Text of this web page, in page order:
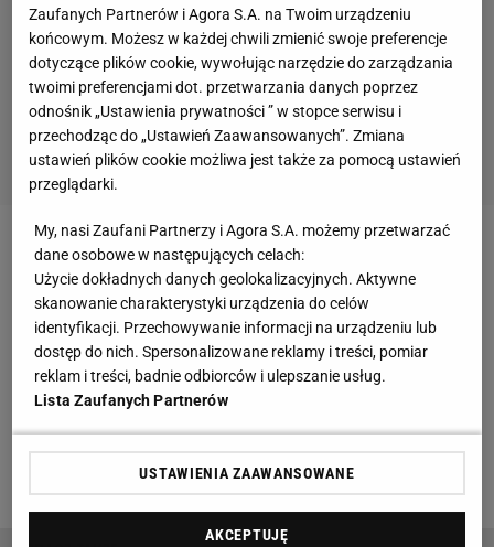
Zobacz wideoSmuda podsunął pomysł Peszcze. A
ten już działa. Zebrał kapitalną ekipę
Osiem zespołów zostało podzielone na cztery pary.
Zwyciężczynie awansowały do półfinałów,
przegrane powalczą o miejsca 5-8. Niestety o niższe
lokaty walczyć będą Polki, które w środę przegrały z
Irlandkami 1:2.
Zaufanych Partnerów i Agora S.A. na Twoim urządzeniu
końcowym. Możesz w każdej chwili zmienić swoje preferencje
dotyczące plików cookie, wywołując narzędzie do zarządzania
twoimi preferencjami dot. przetwarzania danych poprzez
odnośnik „Ustawienia prywatności ” w stopce serwisu i
przechodząc do „Ustawień Zaawansowanych”. Zmiana
ustawień plików cookie możliwa jest także za pomocą ustawień
przeglądarki.
My, nasi Zaufani Partnerzy i Agora S.A. możemy przetwarzać
dane osobowe w następujących celach:
Użycie dokładnych danych geolokalizacyjnych. Aktywne
skanowanie charakterystyki urządzenia do celów
identyfikacji. Przechowywanie informacji na urządzeniu lub
dostęp do nich. Spersonalizowane reklamy i treści, pomiar
reklam i treści, badnie odbiorców i ulepszanie usług.
Lista Zaufanych Partnerów
USTAWIENIA ZAAWANSOWANE
AKCEPTUJĘ